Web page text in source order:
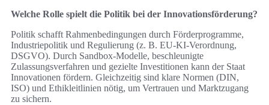
Welche Rolle spielt die Politik bei der Innovationsförderung?
Politik schafft Rahmenbedingungen durch Förderprogramme,
Industriepolitik und Regulierung (z. B. EU‑KI‑Verordnung,
DSGVO). Durch Sandbox‑Modelle, beschleunigte
Zulassungsverfahren und gezielte Investitionen kann der Staat
Innovationen fördern. Gleichzeitig sind klare Normen (DIN,
ISO) und Ethikleitlinien nötig, um Vertrauen und Marktzugang
zu sichern.